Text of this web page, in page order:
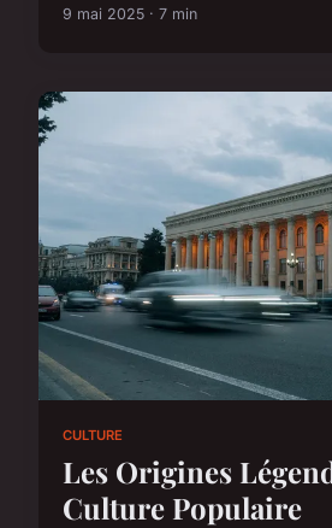
9 mai 2025 · 7 min
CULTURE
Les Origines
Culture Populaire